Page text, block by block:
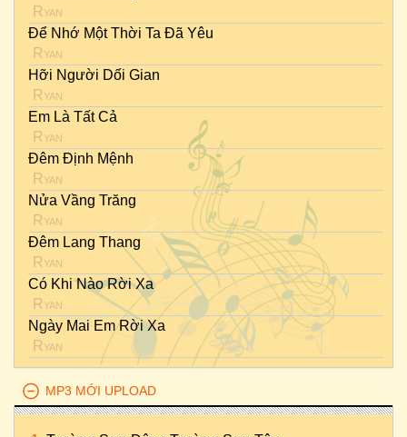
Ryan
Để Nhớ Một Thời Ta Đã Yêu
Ryan
Hỡi Người Dối Gian
Ryan
Em Là Tất Cả
Ryan
Đêm Định Mệnh
Ryan
Nửa Vầng Trăng
Ryan
Đêm Lang Thang
Ryan
Có Khi Nào Rời Xa
Ryan
Ngày Mai Em Rời Xa
Ryan
MP3 MỚI UPLOAD